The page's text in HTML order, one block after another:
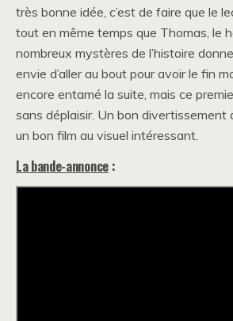
très bonne idée, c’est de faire que le
tout en même temps que Thomas, le
nombreux mystères de l’histoire
envie d’aller au bout pour avoir le fin
encore entamé la suite, mais ce
sans déplaisir. Un bon divertissement
un bon film au visuel intéressant.
La bande-annonce: